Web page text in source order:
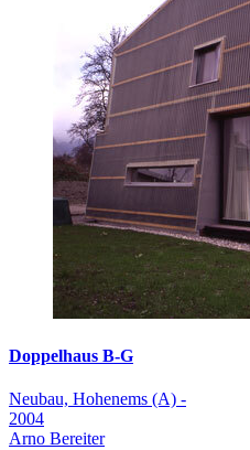
Doppelhaus B-G
Neubau, Hohenems (A) -
2004
Arno Bereiter